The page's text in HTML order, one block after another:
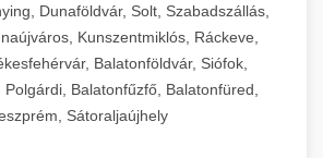
Dunaföldvár, Solt, Szabadszállás,
Kunszentmiklós, Ráckeve,
Balatonföldvár, Siófok,
Polgárdi, Balatonfűzfő, Balatonfüred,
Sátoraljaújhely